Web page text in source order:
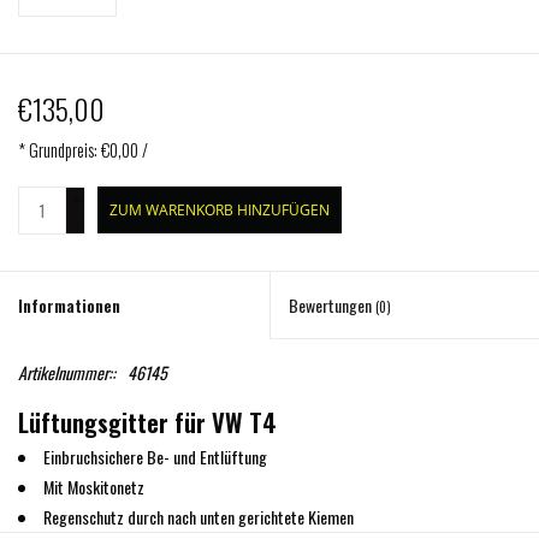
€135,00
* Grundpreis: €0,00 /
ZUM WARENKORB HINZUFÜGEN
Informationen Bewertungen(0)
Artikelnummer:: 46145
Lüftungsgitter für VW T4
Einbruchsichere Be- und Entlüftung
Mit Moskitonetz
Regenschutz durch nach unten gerichtete Kiemen